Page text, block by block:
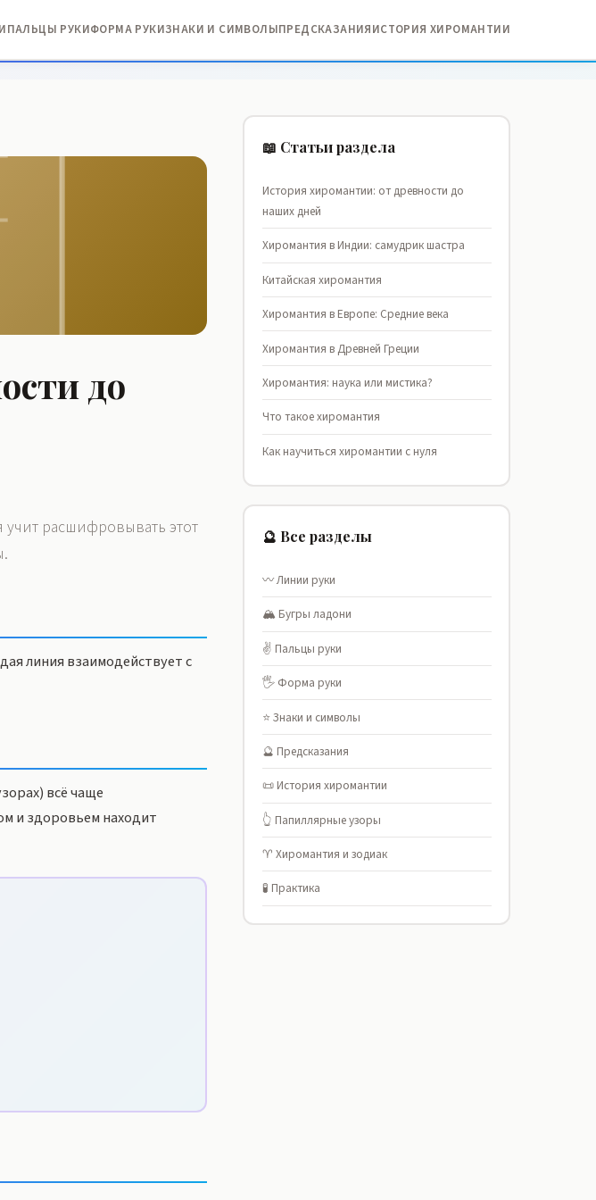
ПАЛЬЦЫ РУКИФОРМА РУКИЗНАКИ И СИМВОЛЫПРЕДСКАЗАНИЯИСТОРИЯ ХИРОМАНТИИ
до
учит расшифровывать этот
линия взаимодействует с
всё чаще
и здоровьем находит
📖 Статьи раздела
История хиромантии: от древности до
наших дней
Хиромантия в Индии: самудрик шастра
Китайская хиромантия
Хиромантия в Европе: Средние века
Хиромантия в Древней Греции
Хиромантия: наука или мистика?
Что такое хиромантия
Как научиться хиромантии с нуля
🔮 Все разделы
〰️ Линии руки
🏔️ Бугры ладони
✌️ Пальцы руки
🖐️ Форма руки
⭐ Знаки и символы
🔮 Предсказания
📜 История хиромантии
👆 Папиллярные узоры
♈ Хиромантия и зодиак
🧪 Практика